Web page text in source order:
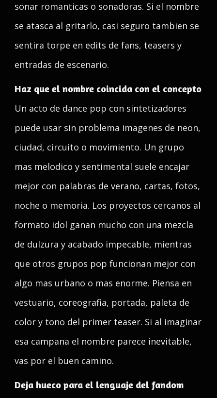
sonar romanticas o sonadoras. Si el nombre
se atasca al gritarlo, casi seguro tambien se
sentira torpe en edits de fans, teasers y
entradas de escenario.
Haz que el nombre coincida con el concepto
Un acto de dance pop con sintetizadores
puede usar sin problema imagenes de neon,
ciudad, circuito o movimiento. Un grupo
mas melodico y sentimental suele encajar
mejor con palabras de verano, cartas, fotos,
noche o memoria. Los proyectos cercanos al
formato idol ganan mucho con una mezcla
de dulzura y acabado impecable, mientras
que otros grupos pop funcionan mejor con
algo mas urbano o mas enorme. Piensa en
vestuario, coreografia, portada, paleta de
color y tono del primer teaser. Si al imaginar
esa campana el nombre parece inevitable,
vas por el buen camino.
Deja hueco para el lenguaje del fandom